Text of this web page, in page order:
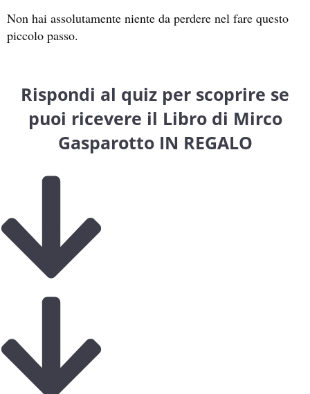
Non hai assolutamente niente da perdere nel fare questo
piccolo passo.
Rispondi al quiz per scoprire se
puoi ricevere il Libro di Mirco
Gasparotto IN REGALO